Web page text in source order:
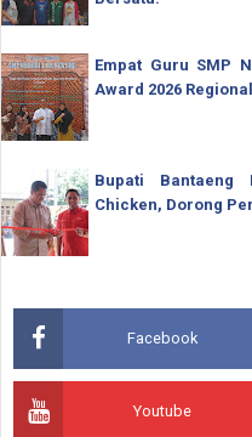
Empat Guru SMP
Award 2026
Bupati Bantaeng
Chicken, Dorong
Facebook
Youtube